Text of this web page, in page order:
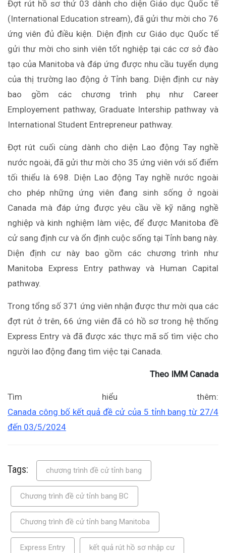
Đợt rút hồ sơ thứ 03 dành cho diện Giáo dục Quốc tế
(International Education stream), đã gửi thư mời cho 76
ứng viên đủ điều kiện. Diện định cư Giáo dục Quốc tế
gửi thư mời cho sinh viên tốt nghiệp tại các cơ sở đào
tạo của Manitoba và đáp ứng được nhu cầu tuyển dụng
của thị trường lao động ở Tỉnh bang. Diện định cư này
bao gồm các chương trình phụ như Career
Employement pathway, Graduate Intership pathway và
International Student Entrepreneur pathway.
Đợt rút cuối cùng dành cho diện Lao động Tay nghề
nước ngoài, đã gửi thư mời cho 35 ứng viên với số điểm
tối thiểu là 698. Diện Lao động Tay nghề nước ngoài
cho phép những ứng viên đang sinh sống ở ngoài
Canada mà đáp ứng được yêu cầu về kỹ năng nghề
nghiệp và kinh nghiệm làm việc, để được Manitoba đề
cử sang định cư và ổn định cuộc sống tại Tỉnh bang này.
Diện định cư này bao gồm các chương trình như
Manitoba Express Entry pathway và Human Capital
pathway.
Trong tổng số 371 ứng viên nhận được thư mời qua các
đợt rút ở trên, 66 ứng viên đã có hồ sơ trong hệ thống
Express Entry và đã được xác thực mã số tìm việc cho
người lao động đang tìm việc tại Canada.
Theo IMM Canada
Tìm hiểu thêm:
Canada công bố kết quả đề cử của 5 tỉnh bang từ 27/4
đến 03/5/2024
Tags: chương trình đề cử tỉnh bang
Chương trình đề cử tỉnh bang BC
Chương trình đề cử tỉnh bang Manitoba
Express Entry kết quả rút hồ sơ nhập cư